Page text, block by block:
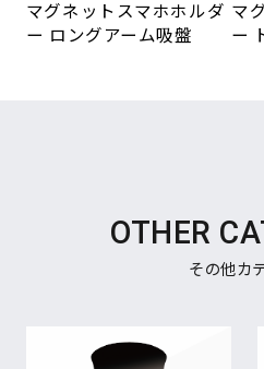
マグネットスマホホルダ
ー ロングアーム吸盤
マ
ー
OTHER
その他カ